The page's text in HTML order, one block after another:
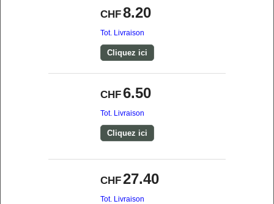
CHF8.20
Tot. Livraison
Cliquez ici
CHF6.50
Tot. Livraison
Cliquez ici
CHF27.40
Tot. Livraison